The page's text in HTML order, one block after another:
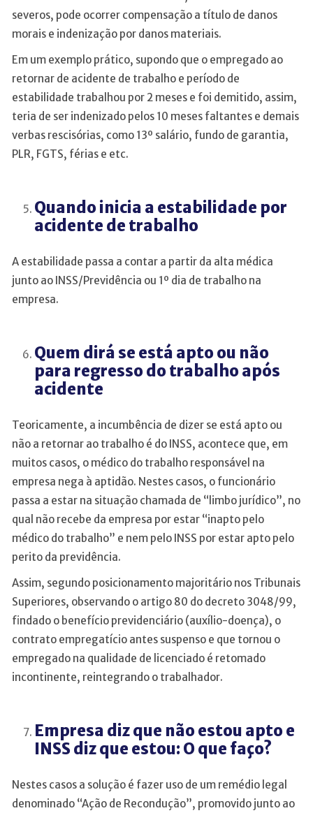
severos, pode ocorrer compensação a título de danos
morais e indenização por danos materiais.
Em um exemplo prático, supondo que o empregado ao
retornar de acidente de trabalho e período de
estabilidade trabalhou por 2 meses e foi demitido, assim,
teria de ser indenizado pelos 10 meses faltantes e demais
verbas rescisórias, como 13º salário, fundo de garantia,
PLR, FGTS, férias e etc.
Quando inicia a estabilidade por
acidente de trabalho
A estabilidade passa a contar a partir da alta médica
junto ao INSS/Previdência ou 1º dia de trabalho na
empresa.
Quem dirá se está apto ou não
para regresso do trabalho após
acidente
Teoricamente, a incumbência de dizer se está apto ou
não a retornar ao trabalho é do INSS, acontece que, em
muitos casos, o médico do trabalho responsável na
empresa nega à aptidão. Nestes casos, o funcionário
passa a estar na situação chamada de “limbo jurídico”, no
qual não recebe da empresa por estar “inapto pelo
médico do trabalho” e nem pelo INSS por estar apto pelo
perito da previdência.
Assim, segundo posicionamento majoritário nos Tribunais
Superiores, observando o artigo 80 do decreto 3048/99,
findado o benefício previdenciário (auxílio-doença), o
contrato empregatício antes suspenso e que tornou o
empregado na qualidade de licenciado é retomado
incontinente, reintegrando o trabalhador.
Empresa diz que não estou apto e
INSS diz que estou: O que faço?
Nestes casos a solução é fazer uso de um remédio legal
denominado “Ação de Recondução”, promovido junto ao